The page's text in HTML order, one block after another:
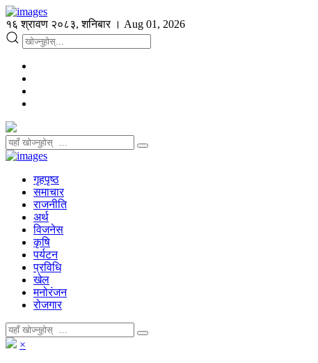
१६ श्रावण २०८३, शनिबार । Aug 01, 2026
गृहपृष्ठ
समाचार
राजनीति
अर्थ
विजनेस
कृषि
पर्यटन
प्रविधि
खेल
मनोरंजन
रोजगार
×